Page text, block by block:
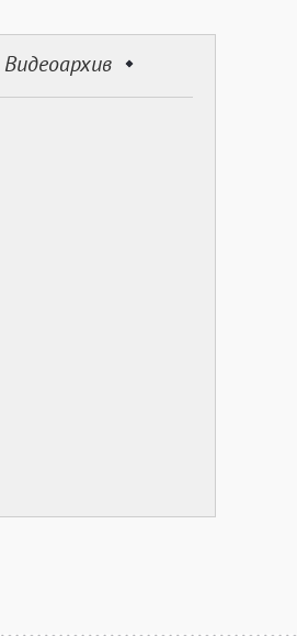
Видеоархив